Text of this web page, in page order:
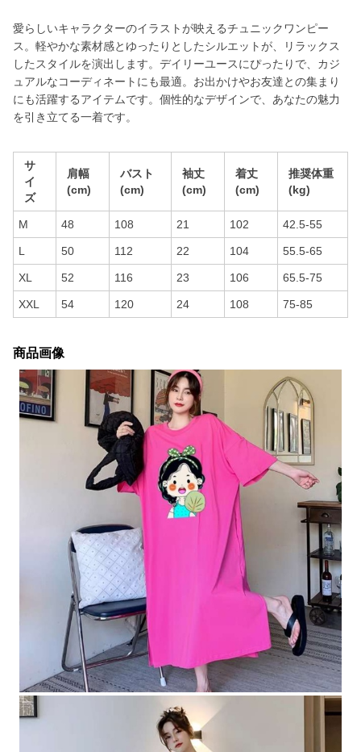
愛らしいキャラクターのイラストが映えるチュニックワンピー
ス。軽やかな素材感とゆったりとしたシルエットが、リラックス
したスタイルを演出します。デイリーユースにぴったりで、カジ
ュアルなコーディネートにも最適。お出かけやお友達との集まり
にも活躍するアイテムです。個性的なデザインで、あなたの魅力
を引き立てる一着です。
サ
イ
ズ
肩幅
(cm)
バスト
(cm)
袖丈
(cm)
着丈
(cm)
推奨体重
(kg)
M 48 108 21 102 42.5-55
L 50 112 22 104 55.5-65
XL 52 116 23 106 65.5-75
XXL 54 120 24 108 75-85
商品画像